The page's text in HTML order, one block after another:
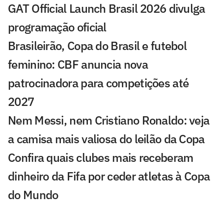
GAT Official Launch Brasil 2026 divulga
programação oficial
Brasileirão, Copa do Brasil e futebol
feminino: CBF anuncia nova
patrocinadora para competições até
2027
Nem Messi, nem Cristiano Ronaldo: veja
a camisa mais valiosa do leilão da Copa
Confira quais clubes mais receberam
dinheiro da Fifa por ceder atletas à Copa
do Mundo